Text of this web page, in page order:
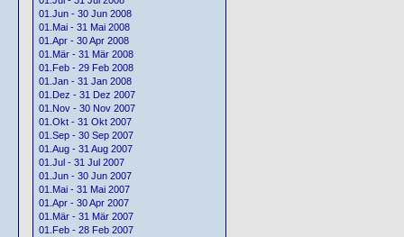
01.Jun - 30 Jun 2008
01.Mai - 31 Mai 2008
01.Apr - 30 Apr 2008
01.Mär - 31 Mär 2008
01.Feb - 29 Feb 2008
01.Jan - 31 Jan 2008
01.Dez - 31 Dez 2007
01.Nov - 30 Nov 2007
01.Okt - 31 Okt 2007
01.Sep - 30 Sep 2007
01.Aug - 31 Aug 2007
01.Jul - 31 Jul 2007
01.Jun - 30 Jun 2007
01.Mai - 31 Mai 2007
01.Apr - 30 Apr 2007
01.Mär - 31 Mär 2007
01.Feb - 28 Feb 2007